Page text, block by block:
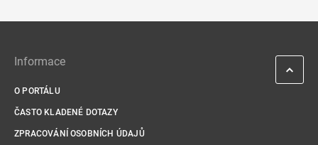
Informace
O PORTÁLU
ČASTO KLADENÉ DOTAZY
ZPRACOVÁNÍ OSOBNÍCH ÚDAJŮ